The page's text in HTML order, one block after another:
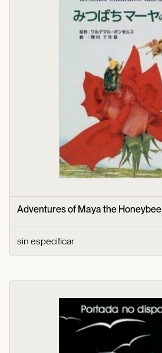
Adventures of Maya the Honeybee
sin especificar